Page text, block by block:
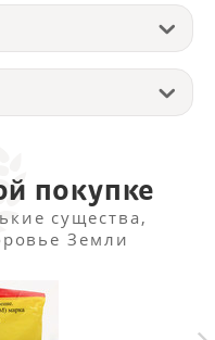
покупке
существа,
Земли